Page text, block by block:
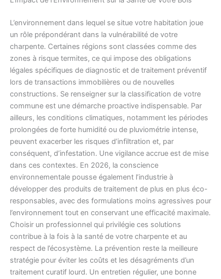
L’environnement dans lequel se situe votre habitation joue
un rôle prépondérant dans la vulnérabilité de votre
charpente. Certaines régions sont classées comme des
zones à risque termites, ce qui impose des obligations
légales spécifiques de diagnostic et de traitement préventif
lors de transactions immobilières ou de nouvelles
constructions. Se renseigner sur la classification de votre
commune est une démarche proactive indispensable. Par
ailleurs, les conditions climatiques, notamment les périodes
prolongées de forte humidité ou de pluviométrie intense,
peuvent exacerber les risques d’infiltration et, par
conséquent, d’infestation. Une vigilance accrue est de mise
dans ces contextes. En 2026, la conscience
environnementale pousse également l’industrie à
développer des produits de traitement de plus en plus éco-
responsables, avec des formulations moins agressives pour
l’environnement tout en conservant une efficacité maximale.
Choisir un professionnel qui privilégie ces solutions
contribue à la fois à la santé de votre charpente et au
respect de l’écosystème. La prévention reste la meilleure
stratégie pour éviter les coûts et les désagréments d’un
traitement curatif lourd. Un entretien régulier, une bonne